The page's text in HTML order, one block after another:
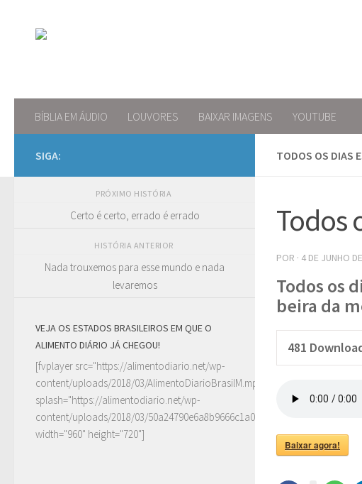
BÍBLIA EM ÁUDIO LOUVORES BAIXAR IMAGENS YOUTUBE
TODOS OS DIAS
Todos
POR · 4 DE JUNHO
Todos os
beira da
481
Baixar agora!
SIGA:
PRÓXIMO HISTÓRIA
Certo é certo, errado é errado
HISTÓRIA ANTERIOR
Nada trouxemos para esse mundo e nada
levaremos
VEJA OS ESTADOS BRASILEIROS EM QUE O
ALIMENTO DIÁRIO JÁ CHEGOU!
[fvplayer src="https://alimentodiario.net/wp-
content/uploads/2018/03/AlimentoDiarioBrasilM.mp4"
splash="https://alimentodiario.net/wp-
content/uploads/2018/03/50a24790e6a8b9666c1a0c6b2a87ad5d2.png"
width="960" height="720"]